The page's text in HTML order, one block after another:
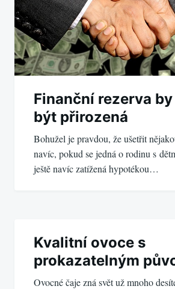
Finanční rezerva
být přirozená
Bohužel je pravdou, že ušetřit
navíc, pokud se jedná o rodinu s
ještě navíc zatížená hypotékou…
Kvalitní ovoce s
prokazatelným
Ovocné čaje zná svět už mnoho